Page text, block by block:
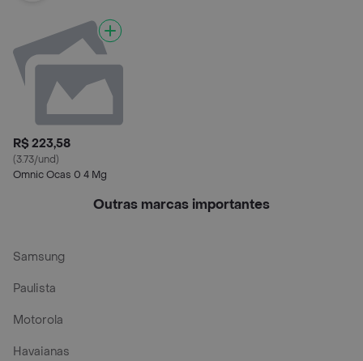
R$ 223,58
(3.73/und)
Omnic Ocas 0 4 Mg
Outras marcas importantes
Samsung
Paulista
Motorola
Havaianas